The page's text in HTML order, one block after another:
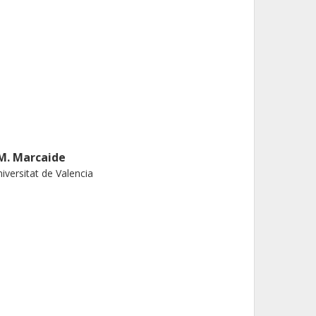
Marcaide
de Valencia